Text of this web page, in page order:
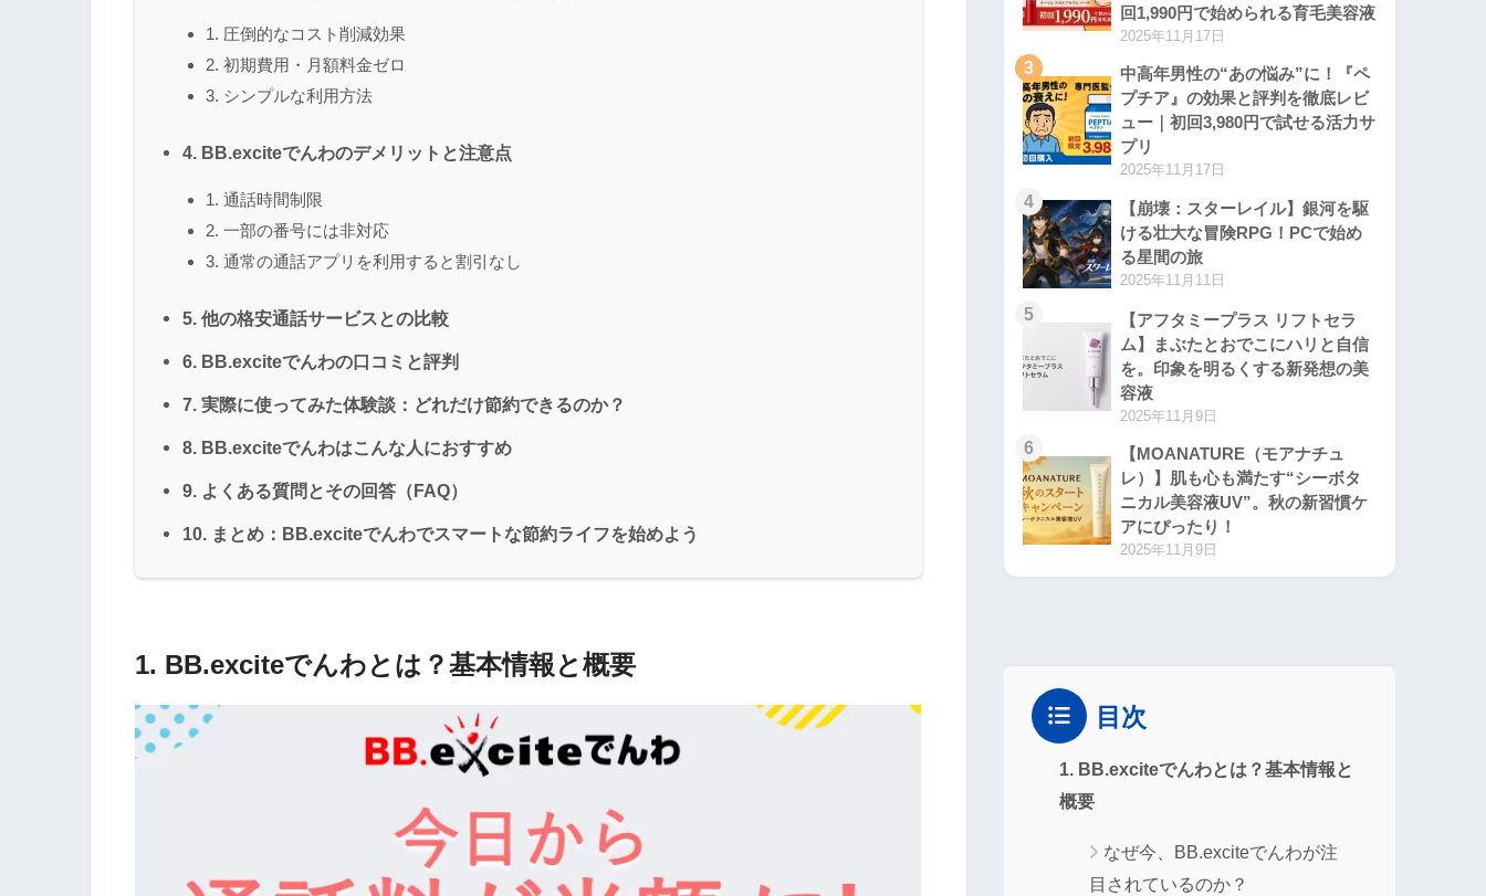
1. 圧倒的なコスト削減効果
2. 初期費用・月額料金ゼロ
3. シンプルな利用方法
4. BB.exciteでんわのデメリットと注意点
1. 通話時間制限
2. 一部の番号には非対応
3. 通常の通話アプリを利用すると割引なし
5. 他の格安通話サービスとの比較
6. BB.exciteでんわの口コミと評判
7. 実際に使ってみた体験談：どれだけ節約できるのか？
8. BB.exciteでんわはこんな人におすすめ
9. よくある質問とその回答（FAQ）
10. まとめ：BB.exciteでんわでスマートな節約ライフを始めよう
1. BB.exciteでんわとは？基本情報と概要
回1,990円で始められる育毛美容液
2025年11月17日
3
中高年男性の“あの悩み”に！『ペ
プチア』の効果と評判を徹底レビ
ュー｜初回3,980円で試せる活力サ
プリ
2025年11月17日
4
【崩壊：スターレイル】銀河を駆
ける壮大な冒険RPG！PCで始め
る星間の旅
2025年11月11日
5
【アフタミープラス リフトセラ
ム】まぶたとおでこにハリと自信
を。印象を明るくする新発想の美
容液
2025年11月9日
6
【MOANATURE（モアナチュ
レ）】肌も心も満たす“シーボタ
ニカル美容液UV”。秋の新習慣ケ
アにぴったり！
2025年11月9日
目次
1. BB.exciteでんわとは？基本情報と
概要
なぜ今、BB.exciteでんわが注
目されているのか？